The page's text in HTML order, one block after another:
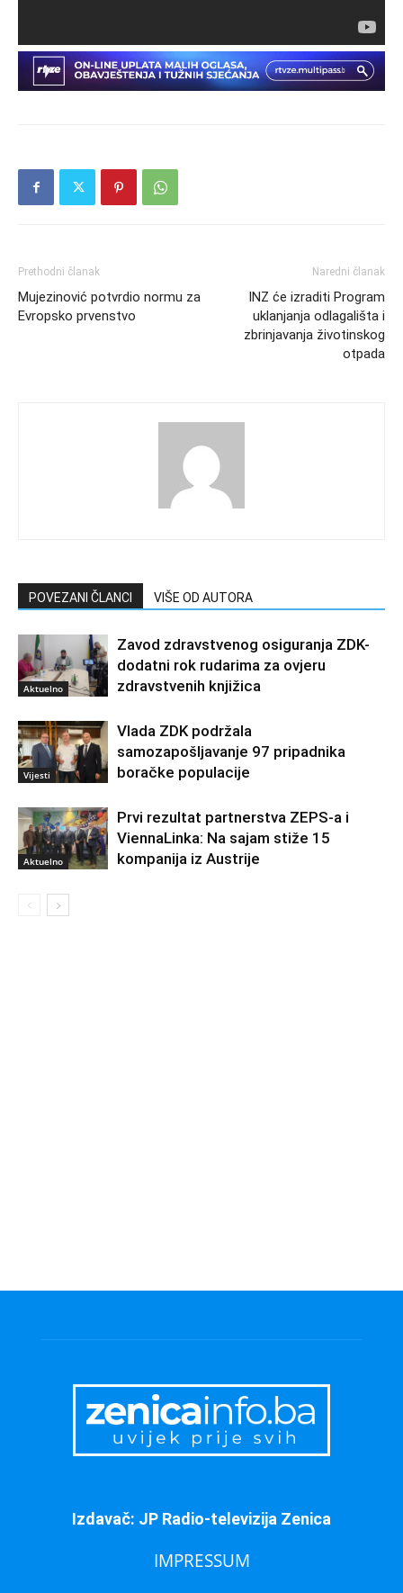
Prethodni članak
Mujezinović potvrdio normu za
Evropsko prvenstvo
Naredni članak
INZ će izraditi Program
uklanjanja odlagališta i
zbrinjavanja životinskog
otpada
POVEZANI ČLANCI VIŠE OD AUTORA
Aktuelno
Zavod zdravstvenog osiguranja ZDK-
dodatni rok rudarima za ovjeru
zdravstvenih knjižica
Vijesti
Vlada ZDK podržala
samozapošljavanje 97 pripadnika
boračke populacije
Aktuelno
Prvi rezultat partnerstva ZEPS-a i
ViennaLinka: Na sajam stiže 15
kompanija iz Austrije
Izdavač: JP Radio-televizija Zenica
IMPRESSUM